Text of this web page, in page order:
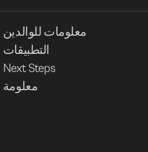
معلومات للوالدين
التطبيقات
Next Steps
معلومة